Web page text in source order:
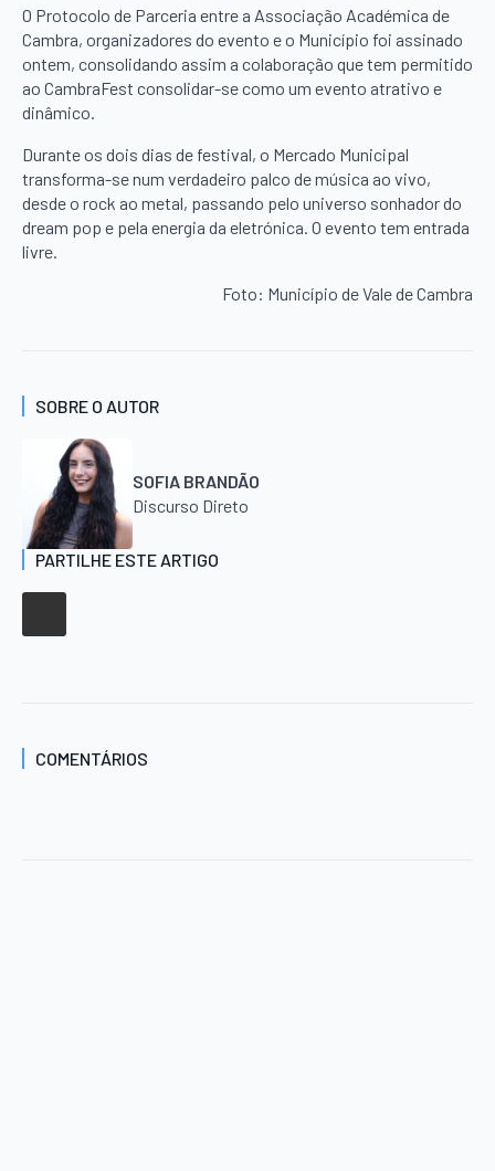
O Protocolo de Parceria entre a Associação Académica de
Cambra, organizadores do evento e o Município foi assinado
ontem, consolidando assim a colaboração que tem permitido
ao CambraFest consolidar-se como um evento atrativo e
dinâmico.
Durante os dois dias de festival, o Mercado Municipal
transforma-se num verdadeiro palco de música ao vivo,
desde o rock ao metal, passando pelo universo sonhador do
dream pop e pela energia da eletrónica. O evento tem entrada
livre.
Foto: Município de Vale de Cambra
SOBRE O AUTOR
SOFIA BRANDÃO
Discurso Direto
PARTILHE ESTE ARTIGO
COMENTÁRIOS